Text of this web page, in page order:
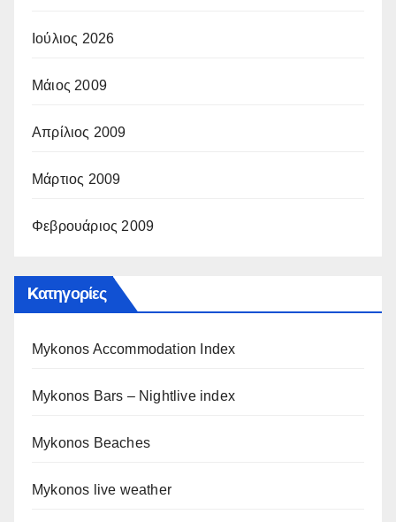
Ιούλιος 2026
Μάιος 2009
Απρίλιος 2009
Μάρτιος 2009
Φεβρουάριος 2009
Kατηγορίες
Mykonos Accommodation Index
Mykonos Bars – Nightlive index
Mykonos Beaches
Mykonos live weather